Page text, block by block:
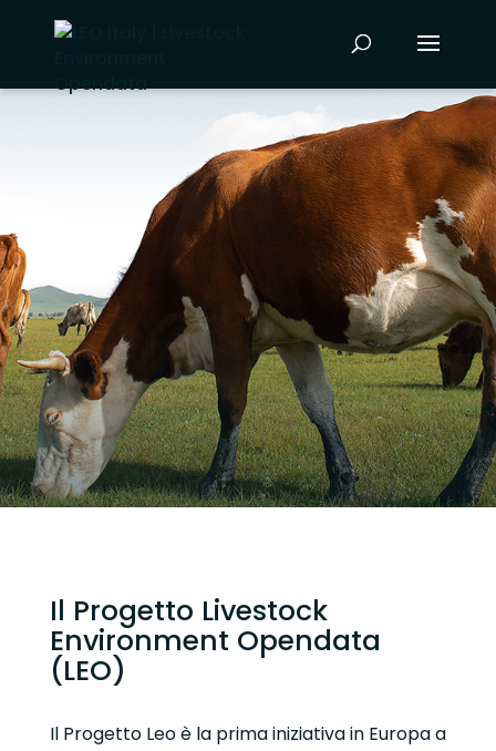
Il Progetto Livestock
Environment Opendata
(LEO)
Il Progetto Leo è la prima iniziativa in Europa a